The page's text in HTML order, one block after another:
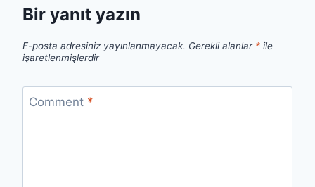
Bir yanıt yazın
E-posta adresiniz yayınlanmayacak. Gerekli alanlar * ile
işaretlenmişlerdir
Comment *